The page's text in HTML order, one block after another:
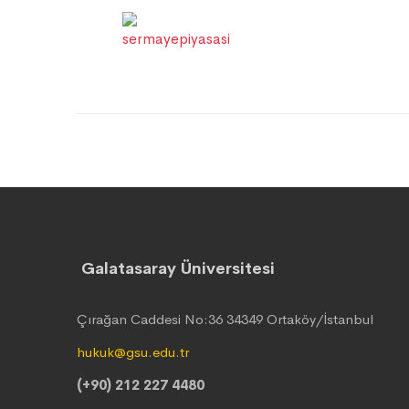
Galatasaray Üniversitesi
Çırağan Caddesi No:36 34349 Ortaköy/İstanbul
hukuk@gsu.edu.tr
(+90) 212 227 4480